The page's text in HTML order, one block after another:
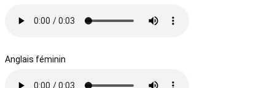
Anglais féminin